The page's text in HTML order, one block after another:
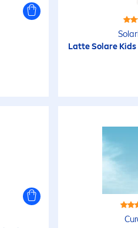
Extra
Flexible
Fresh
Fresh
Fresh
Latte Solare Kids